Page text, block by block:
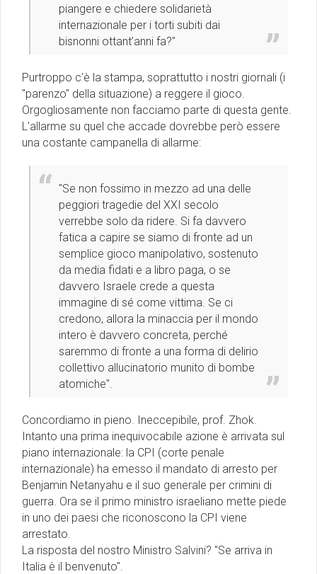
piangere e chiedere solidarietà
internazionale per i torti subiti dai
bisnonni ottant’anni fa?"
Purtroppo c'è la stampa, soprattutto i nostri giornali (i
"parenzo" della situazione) a reggere il gioco.
Orgogliosamente non facciamo parte di questa gente.
L'allarme su quel che accade dovrebbe però essere
una costante campanella di allarme:
"Se non fossimo in mezzo ad una delle
peggiori tragedie del XXI secolo
verrebbe solo da ridere. Si fa davvero
fatica a capire se siamo di fronte ad un
semplice gioco manipolativo, sostenuto
da media fidati e a libro paga, o se
davvero Israele crede a questa
immagine di sé come vittima. Se ci
credono, allora la minaccia per il mondo
intero è davvero concreta, perché
saremmo di fronte a una forma di delirio
collettivo allucinatorio munito di bombe
atomiche".
Concordiamo in pieno. Ineccepibile, prof. Zhok.
Intanto una prima inequivocabile azione è arrivata sul
piano internazionale: la CPI (corte penale
internazionale) ha emesso il mandato di arresto per
Benjamin Netanyahu e il suo generale per crimini di
guerra. Ora se il primo ministro israeliano mette piede
in uno dei paesi che riconoscono la CPI viene
arrestato.
La risposta del nostro Ministro Salvini? ''Se arriva in
Italia è il benvenuto''.